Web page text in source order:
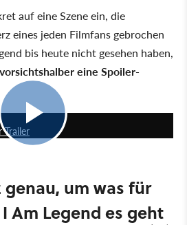
auf eine Szene ein, die
eines jeden Filmfans gebrochen
bis heute nicht gesehen haben,
eine Spoiler-
Trailer
um was für
Am Legend es geht